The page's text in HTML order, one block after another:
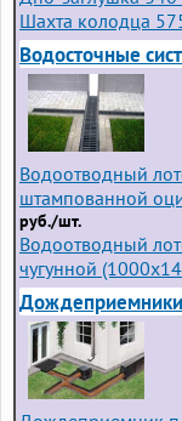
Шахта колодца
Водосточные
Водоотводный
штампованной
руб./шт.
Водоотводный
чугунной
Дождеприемники